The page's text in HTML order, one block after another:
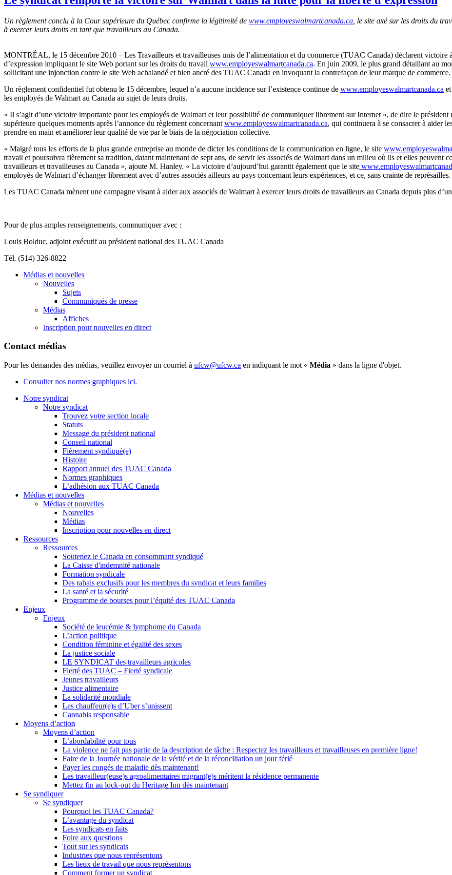
Un règlement conclu à la Cour supérieure du Québec confirme la légitimité de www.employeswalmartcanada.ca , le site axé sur les droits du
à exercer leurs droits en tant que travailleurs au Canada.
MONTRÉAL, le 15 décembre 2010 – Les Travailleurs et travailleuses unis de l’alimentation et du commerce (TUAC Canada) déclarent victoire
d’expression impliquant le site Web portant sur les droits du travail www.employeswalmartcanada.ca. En juin 2009, le plus grand détaillant au
sollicitant une injonction contre le site Web achalandé et bien ancré des TUAC Canada en invoquant la contrefaçon de leur marque de commerce.
Un règlement confidentiel fut obtenu le 15 décembre, lequel n’a aucune incidence sur l’existence continue de www.employeswalmartcanada.ca
les employés de Walmart au Canada au sujet de leurs droits.
« Il s’agit d’une victoire importante pour les employés de Walmart et leur possibilité de communiquer librement sur Internet », de dire le
supérieure quelques moments après l’annonce du règlement concernant www.employeswalmartcanada.ca, qui continuera à se consacrer à aider
prendre en main et améliorer leur qualité de vie par le biais de la négociation collective.
« Malgré tous les efforts de la plus grande entreprise au monde de dicter les conditions de la communication en ligne, le site
travail et poursuivra fièrement sa tradition, datant maintenant de sept ans, de servir les associés de Walmart dans un milieu où ils et elles peuvent
travailleurs et travailleuses au Canada », ajoute M. Hanley. « La victoire d’aujourd’hui garantit également que le site
employés de Walmart d’échanger librement avec d’autres associés ailleurs au pays concernant leurs expériences, et ce, sans crainte de représailles.
Les TUAC Canada mènent une campagne visant à aider aux associés de Walmart à exercer leurs droits de travailleurs au Canada depuis plus
Pour de plus amples renseignements, communiquer avec :
Louis Bolduc, adjoint exécutif au président national des TUAC Canada
Tél. (514) 326-8822
Médias et nouvelles
Nouvelles
Sujets
Communiqués de presse
Médias
Affiches
Inscription pour nouvelles en direct
Contact médias
Pour les demandes des médias, veuillez envoyer un courriel à ufcw@ufcw.ca en indiquant le mot « Média » dans la ligne d'objet.
Consulter nos normes graphiques ici.
Notre syndicat
Notre syndicat
Trouvez votre section locale
Statuts
Message du président national
Conseil national
Fièrement syndiqué(e)
Histoire
Rapport annuel des TUAC Canada
Normes graphiques
L’adhésion aux TUAC Canada
Médias et nouvelles
Médias et nouvelles
Nouvelles
Médias
Inscription pour nouvelles en direct
Ressources
Ressources
Soutenez le Canada en consommant syndiqué
La Caisse d'indemnité nationale
Formation syndicale
Des rabais exclusifs pour les membres du syndicat et leurs families
La santé et la sécurité
Programme de bourses pour l’équité des TUAC Canada
Enjeux
Enjeux
Société de leucémie & lymphome du Canada
L’action politique
Condition féminine et égalité des sexes
La justice sociale
LE SYNDICAT des travailleurs agricoles
Fierté des TUAC – Fierté syndicale
Jeunes travailleurs
Justice alimentaire
La solidarité mondiale
Les chauffeur(e)s d’Uber s’unissent
Cannabis responsable
Moyens d’action
Moyens d’action
L’abordabilité pour tous
La violence ne fait pas partie de la description de tâche : Respectez les travailleurs et travailleuses en première ligne!
Faire de la Journée nationale de la vérité et de la réconciliation un jour férié
Payer les congés de maladie dès maintenant!
Les travailleur(euse)s agroalimentaires migrant(e)s méritent la résidence permanente
Mettez fin au lock-out du Heritage Inn dès maintenant
Se syndiquer
Se syndiquer
Pourquoi les TUAC Canada?
L’avantage du syndicat
Les syndicats en faits
Foire aux questions
Tout sur les syndicats
Industries que nous représentons
Les lieux de travail que nous représentons
Comment former un syndicat